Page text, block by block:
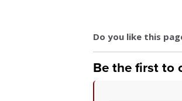
Do you like this
Be the first to